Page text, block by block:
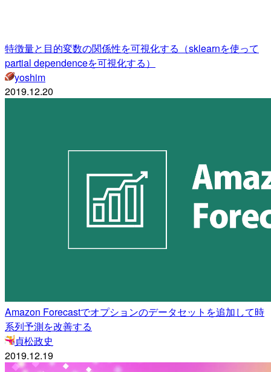
特徴量と目的変数の関係性を可視化する（sklearnを使って
partial dependenceを可視化する）
yoshim
2019.12.20
Amazon Forecastでオプションのデータセットを追加して時
系列予測を改善する
貞松政史
2019.12.19